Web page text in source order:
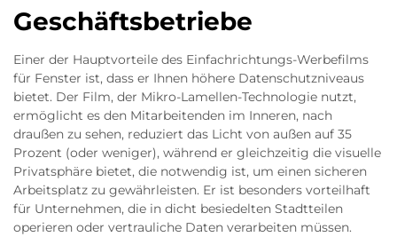
Geschäftsbetriebe
Einer der Hauptvorteile des Einfachrichtungs-Werbefilms
für Fenster ist, dass er Ihnen höhere Datenschutzniveaus
bietet. Der Film, der Mikro-Lamellen-Technologie nutzt,
ermöglicht es den Mitarbeitenden im Inneren, nach
draußen zu sehen, reduziert das Licht von außen auf 35
Prozent (oder weniger), während er gleichzeitig die visuelle
Privatsphäre bietet, die notwendig ist, um einen sicheren
Arbeitsplatz zu gewährleisten. Er ist besonders vorteilhaft
für Unternehmen, die in dicht besiedelten Stadtteilen
operieren oder vertrauliche Daten verarbeiten müssen.